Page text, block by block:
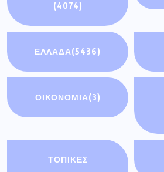
(4074)
ΕΛΛΑΔΑ(5436)
ΟΙΚΟΝΟΜΊΑ(3)
ΤΟΠΙΚΕΣ